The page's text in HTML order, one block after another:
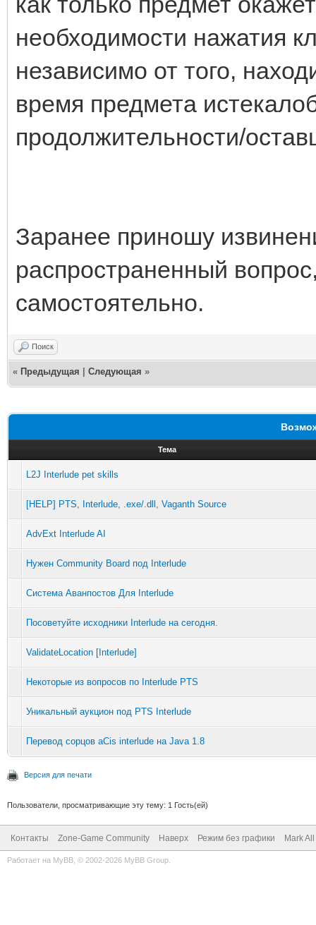
необходимости нажатия
независимо от того,
время предмета
продолжительности/
Заранее приношу
распространенный
самостоятельно.
Поиск
« Предыдущая Следующая »
Тема
L2J Interlude pet skills
[HELP] PTS, Interlude, .exe/.dll, Vaganth Source
AdvExt Interlude AI
Нужен Community Board под Interlude
Система Аванпостов Для Interlude
Посоветуйте исходники Interlude на сегодня.
ValidateLocation [Interlude]
Некоторые из вопросов по Interlude PTS
Уникальный аукцион под PTS Interlude
Перевод сорцов aCis interlude на Java 1.8
Версия для печати
Пользователи, просматривающие эту тему: 1 Гость(ей)
Контакты Zone-Game Community Наверх Режим без графики Mark
Работает на MyBB , © 2002-2026 MyBB Group